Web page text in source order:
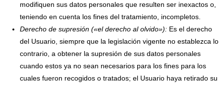
modifiquen sus datos personales que resulten ser inexactos o,
teniendo en cuenta los fines del tratamiento, incompletos.
Derecho de supresión («el derecho al olvido»): Es el derecho
del Usuario, siempre que la legislación vigente no establezca lo
contrario, a obtener la supresión de sus datos personales
cuando estos ya no sean necesarios para los fines para los
cuales fueron recogidos o tratados; el Usuario haya retirado su